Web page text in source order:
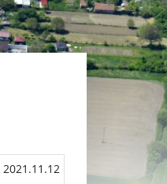
2021.11.12